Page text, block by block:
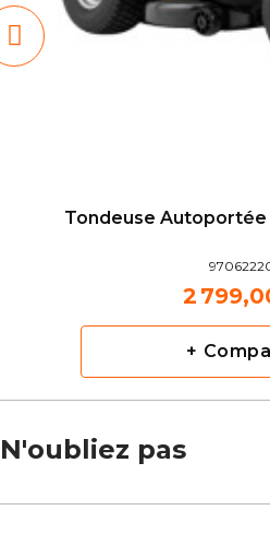
Tondeuse Autoportée
2
+
N'oubliez pas